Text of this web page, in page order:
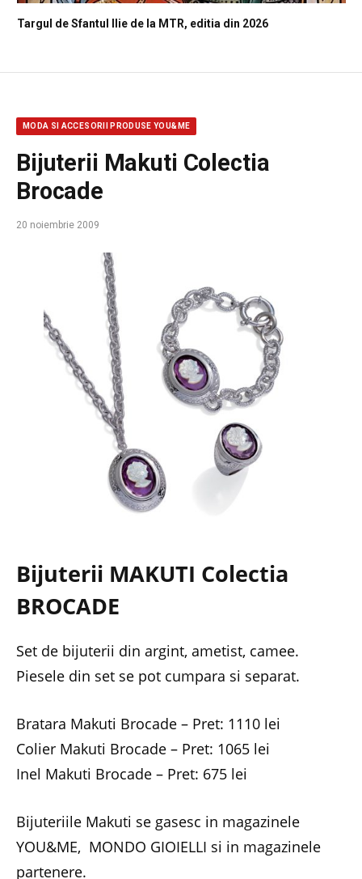
Targul de Sfantul Ilie de la MTR, editia din 2026
MODA SI ACCESORII PRODUSE YOU&ME
Bijuterii Makuti Colectia
Brocade
20 noiembrie 2009
Bijuterii MAKUTI Colectia
BROCADE
Set de bijuterii din argint, ametist, camee.
Piesele din set se pot cumpara si separat.
Bratara Makuti Brocade – Pret: 1110 lei
Colier Makuti Brocade – Pret: 1065 lei
Inel Makuti Brocade – Pret: 675 lei
Bijuteriile Makuti se gasesc in magazinele
YOU&ME, MONDO GIOIELLI si in magazinele
partenere.